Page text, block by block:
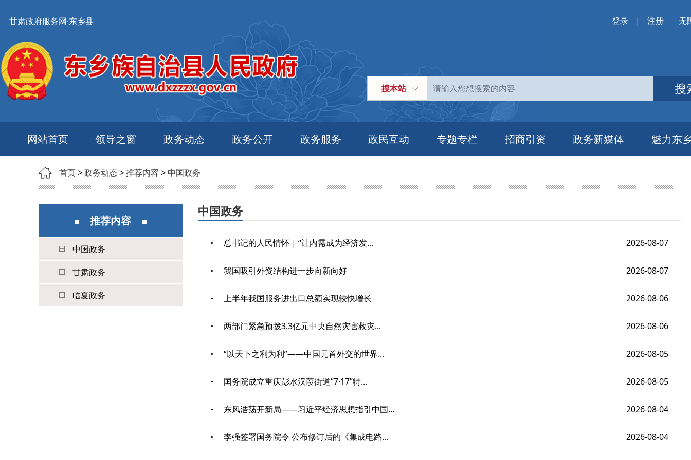
甘肃政府服务网·东乡县 登录 | 注册 无
搜本站 搜
网站首页 领导之窗 政务动态 政务公开 政务服务 政民互动 专题专栏 招商引资 政务新媒体 魅力东
首页>政务动态>推荐内容 > 中国政务
推荐内容
中国政务
甘肃政务
临夏政务
中国政务
总书记的人民情怀 | “让内需成为经济发... 2026-08-07
我国吸引外资结构进一步向新向好 2026-08-07
上半年我国服务进出口总额实现较快增长 2026-08-06
两部门紧急预拨3.3亿元中央自然灾害救灾... 2026-08-06
“以天下之利为利”——中国元首外交的世界... 2026-08-05
国务院成立重庆彭水汉葭街道“7·17”特... 2026-08-05
东风浩荡开新局——习近平经济思想指引中国... 2026-08-04
李强签署国务院令 公布修订后的《集成电路... 2026-08-04